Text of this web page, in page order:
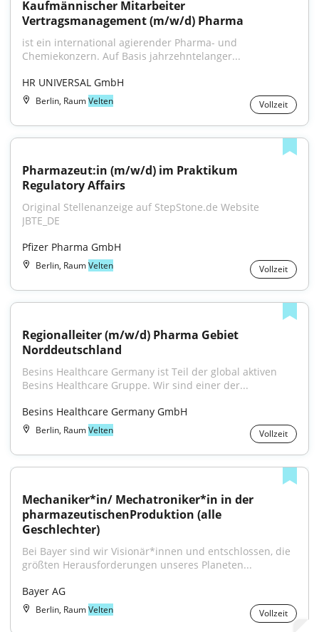
Kaufmännischer Mitarbeiter
Vertragsmanagement (m/w/d) Pharma
ist ein international agierender Pharma- und
Chemiekonzern. Auf Basis jahrzehntelanger...
HR UNIVERSAL GmbH
Berlin, RaumVelten Vollzeit
Pharmazeut:in (m/w/d) im Praktikum
Regulatory Affairs
Original Stellenanzeige auf StepStone.de Website
JBTE_DE
Pfizer Pharma GmbH
Berlin, RaumVelten Vollzeit
Regionalleiter (m/w/d) Pharma Gebiet
Norddeutschland
Besins Healthcare Germany ist Teil der global aktiven
Besins Healthcare Gruppe. Wir sind einer der...
Besins Healthcare Germany GmbH
Berlin, RaumVelten Vollzeit
Mechaniker*in/ Mechatroniker*in in der
pharmazeutischenProduktion (alle
Geschlechter)
Bei Bayer sind wir Visionär*innen und entschlossen, die
größten Herausforderungen unseres Planeten...
Bayer AG
Berlin, RaumVelten Vollzeit